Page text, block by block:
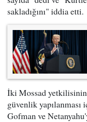
sakladığını" iddia etti.
İki Mossad yetkilisinin
güvenlik yapılanması
Gofman ve